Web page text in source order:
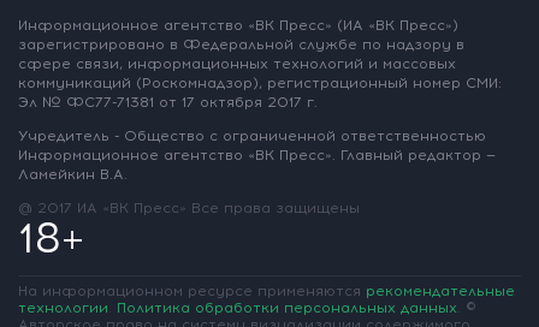
Информационное агентство «ВК Пресс» (ИА «ВК Пресс»)
зарегистрировано в Федеральной службе по надзору в
сфере связи, информационных технологий и массовых
коммуникаций (Роскомнадзор), регистрационный номер СМИ:
Эл № ФС77-71381 от 17 октября 2017 г.
Учредитель - Общество с ограниченной ответственностью
Информационное агентство «ВК Пресс». Главный редактор —
Ламейкин В.А.
@ 2017 ИА «ВК Пресс» Все права защищены
18+
На информационном ресурсе применяются рекомендательные
технологии. Политика обработки персональных данных. ©